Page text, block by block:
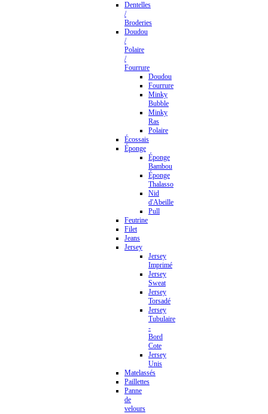
Dentelles
/
Broderies
Doudou
/
Polaire
/
Fourrure
Doudou
Fourrure
Minky
Bubble
Minky
Ras
Polaire
Écossais
Éponge
Éponge
Bambou
Éponge
Thalasso
Nid
d'Abeille
Pull
Feutrine
Filet
Jeans
Jersey
Jersey
Imprimé
Jersey
Sweat
Jersey
Torsadé
Jersey
Tubulaire
-
Bord
Cote
Jersey
Unis
Matelassés
Paillettes
Panne
de
velours